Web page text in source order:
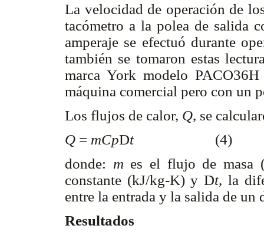
La velocidad de operación de
tacómetro a la polea de salida
amperaje se efectuó durante
también se tomaron estas
marca York modelo
máquina comercial pero con un
Los flujos de calor, Q, se
Q = mCpDt
(4)
donde: m es el flujo de masa
constante (kJ/kg-K) yDt, la
entre la entrada y la salida de
Resultados